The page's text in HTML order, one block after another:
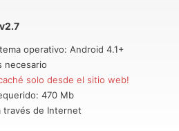
v2.7
operativo: Android 4.1+
necesario
solo desde el sitio web!
470 Mb
través de Internet